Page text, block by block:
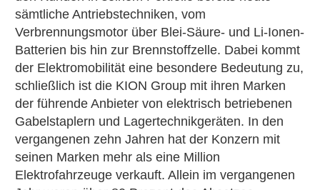
sämtliche Antriebstechniken, vom
Verbrennungsmotor über Blei-Säure- und Li-Ionen-
Batterien bis hin zur Brennstoffzelle. Dabei kommt
der Elektromobilität eine besondere Bedeutung zu,
schließlich ist die KION Group mit ihren Marken
der führende Anbieter von elektrisch betriebenen
Gabelstaplern und Lagertechnikgeräten. In den
vergangenen zehn Jahren hat der Konzern mit
seinen Marken mehr als eine Million
Elektrofahrzeuge verkauft. Allein im vergangenen